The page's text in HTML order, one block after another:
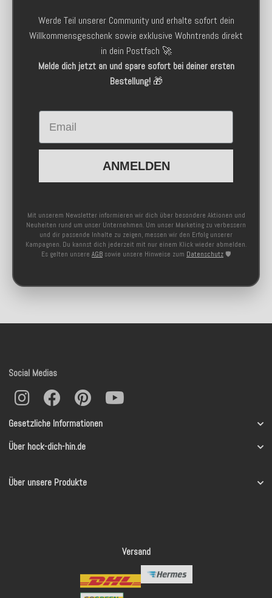
Werde Teil unserer Community und erhalte sofort dein
Willkommensgeschenk sowie exklusive Wohntrends direkt
in dein Postfach 🚀
Melde dich jetzt an und spare sofort bei deiner ersten
Bestellung!🎁
Email
ANMELDEN
Mit unserem Newsletter informieren wir dich über besondere Aktionen und
Neuheiten rund um unser Unternehmen. Um unser Marketing zu verbessern
und dir passende Inhalte zu zeigen, messen wir den Erfolg unserer
Kampagnen. Du kannst dich jederzeit mit nur einem Klick wieder abmelden.
Es gelten unsere AGB sowie unsere Hinweise zum Datenschutz 🛡️
Gesetzliche Informationen
Über hock-dich-hin.de
Über unsere Produkte
Social Medias
Versand